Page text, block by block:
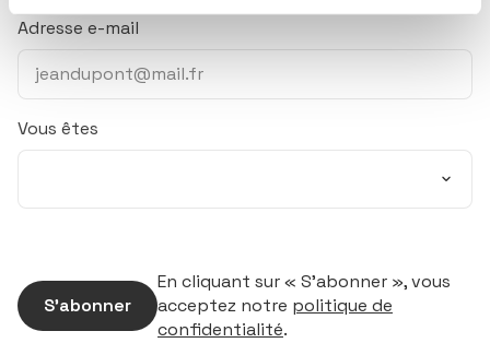
Adresse e-mail
Vous êtes
S’abonner
En cliquant sur « S’abonner », vous
acceptez notre politique de
confidentialité.